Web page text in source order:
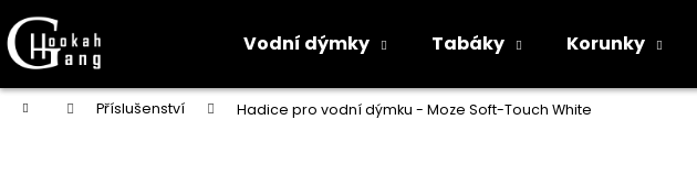
Přejít
Vodní dýmky Tabáky Korunky
Domů Příslušenství Hadice pro vodní dýmku - Moze Soft-Touch White
o
š
í
Zpět
do
obchodu
Zpět
do
obchodu
Co